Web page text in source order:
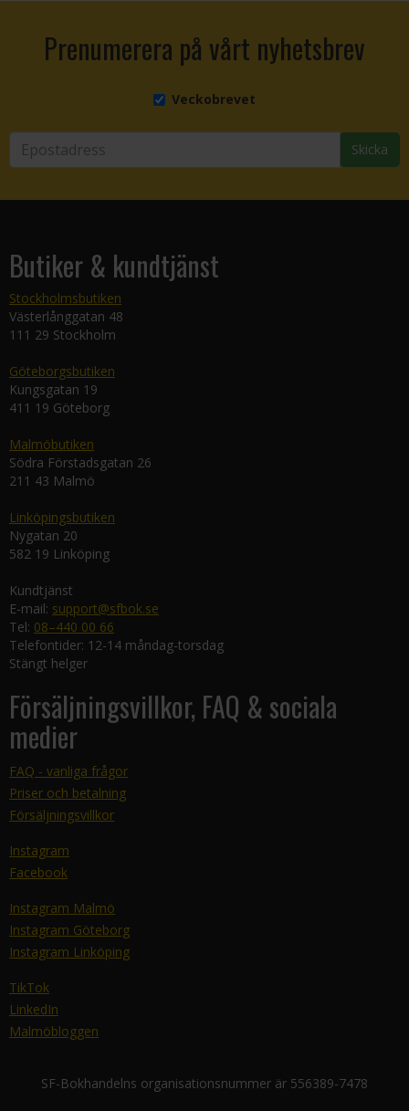
Prenumerera på vårt nyhetsbrev
Veckobrevet
Skicka
Butiker & kundtjänst
Stockholmsbutiken
Västerlånggatan 48
111 29 Stockholm
Göteborgsbutiken
Kungsgatan 19
411 19 Göteborg
Malmöbutiken
Södra Förstadsgatan 26
211 43 Malmö
Linköpingsbutiken
Nygatan 20
582 19 Linköping
Kundtjänst
E-mail: support@sfbok.se
Tel: 08–440 00 66
Telefontider: 12-14 måndag-torsdag
Stängt helger
Försäljningsvillkor, FAQ & sociala
medier
FAQ - vanliga frågor
Priser och betalning
Försäljningsvillkor
Instagram
Facebook
Instagram Malmö
Instagram Göteborg
Instagram Linköping
TikTok
LinkedIn
Malmöbloggen
SF-Bokhandelns organisationsnummer är 556389-7478